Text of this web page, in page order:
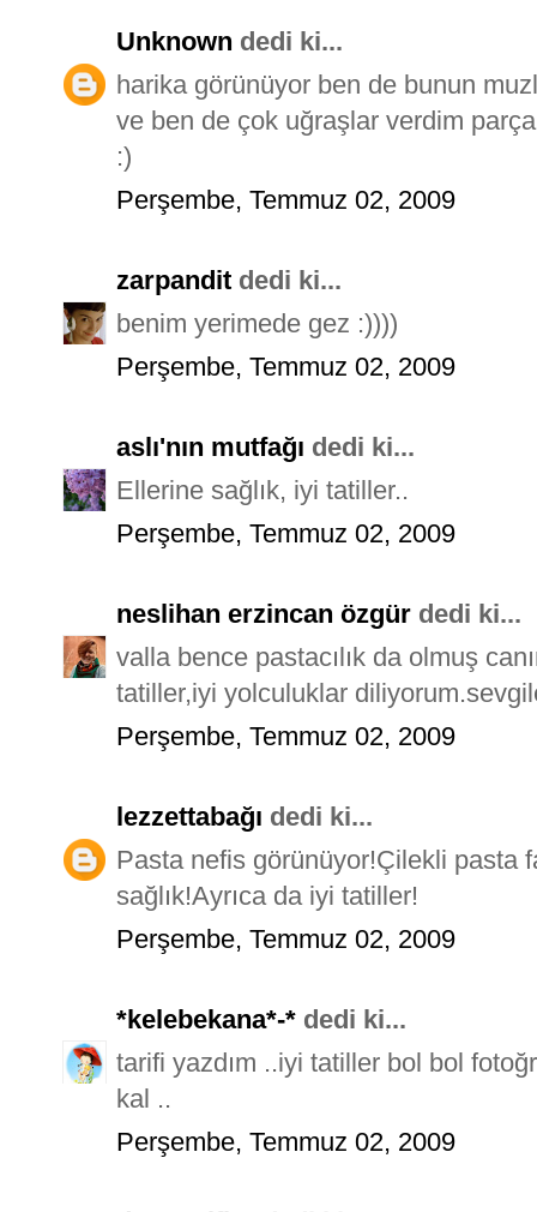
Unknown dedi ki...
harika görünüyor ben de bunun
ve ben de çok uğraşlar verdim
:)
Perşembe, Temmuz 02, 2009
zarpandit dedi ki...
benim yerimede gez :))))
Perşembe, Temmuz 02, 2009
aslı'nın mutfağı dedi ki...
Ellerine sağlık, iyi tatiller..
Perşembe, Temmuz 02, 2009
neslihan erzincan özgür dedi ki...
valla bence pastacılık da olmuş
tatiller,iyi yolculuklar
Perşembe, Temmuz 02, 2009
lezzettabağı dedi ki...
Pasta nefis görünüyor!Çilekli pasta
sağlık!Ayrıca da iyi tatiller!
Perşembe, Temmuz 02, 2009
*kelebekana*-* dedi ki...
tarifi yazdım ..iyi tatiller bol bol
kal ..
Perşembe, Temmuz 02, 2009